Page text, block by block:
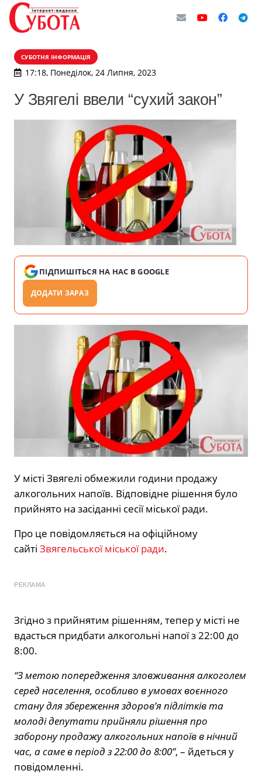
СУБОТНЯ ІНФОРМАЦІЯ
17:18, Понеділок, 24 Липня, 2023
У Звягелі ввели “сухий закон”
ПІДПИШІТЬСЯ НА НАС В GOOGLE
ДОДАТИ ЗАРАЗ
У місті Звягелі обмежили години продажу
алкогольних напоїв. Відповідне рішення було
прийнято на засіданні сесії міської ради.
Про це повідомляється на офіційному
сайті Звягельської міської ради.
РЕКЛАМА
Згідно з прийнятим рішенням, тепер у місті не
вдасться придбати алкогольні напої з 22:00 до
8:00.
“З метою попередження зловживання алкоголем
серед населення, особливо в умовах воєнного
стану для збереження здоров’я підлітків та
молоді депутати прийняли рішення про
заборону продажу алкогольних напоїв в нічний
час, а саме в період з 22:00 до 8:00”, – йдеться у
повідомленні.